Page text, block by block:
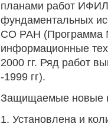
планами работ
фундаментальных
СО РАН (Программа
информационные
2000 гг. Ряд работ
-1999 гг).
Защищаемые новые
1. Установлена и